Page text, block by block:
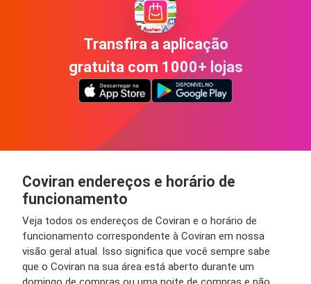
Transfira a aplicação
gratuita com 1000+ lojas
Coviran endereços e horário de
funcionamento
Veja todos os endereços de Coviran e o horário de
funcionamento correspondente à Coviran em nossa
visão geral atual. Isso significa que você sempre sabe
que o Coviran na sua área está aberto durante um